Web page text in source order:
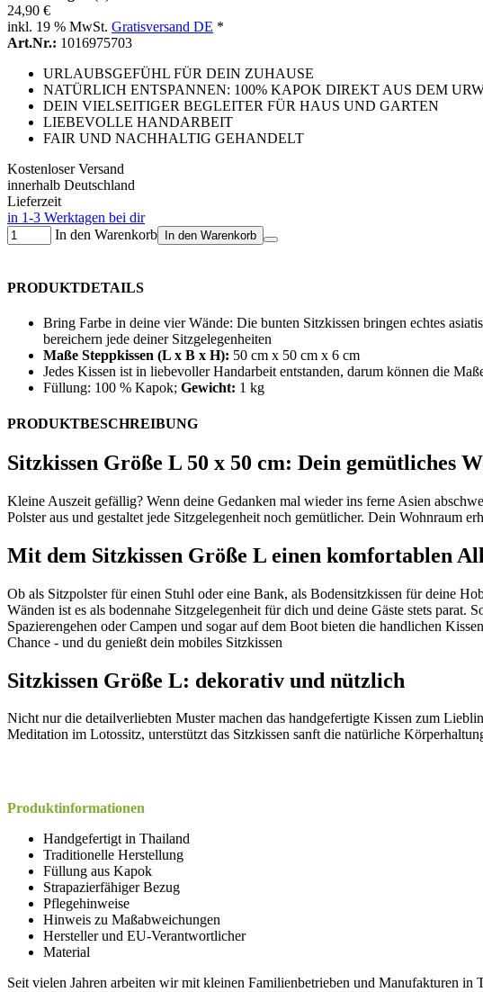
24,90 €
inkl. 19 % MwSt. Gratisversand DE *
Art.Nr.: 1016975703
URLAUBSGEFÜHL FÜR DEIN ZUHAUSE
NATÜRLICH ENTSPANNEN: 100% KAPOK DIREKT AUS DEM
DEIN VIELSEITIGER BEGLEITER FÜR HAUS UND GARTEN
LIEBEVOLLE HANDARBEIT
FAIR UND NACHHALTIG GEHANDELT
Kostenloser Versand
innerhalb Deutschland
Lieferzeit
in 1-3 Werktagen bei dir
In den Warenkorb
In den Warenkorb
PRODUKTDETAILS
Bring Farbe in deine vier Wände: Die bunten Sitzkissen bringen echtes
bereichern jede deiner Sitzgelegenheiten
Maße Steppkissen (L x B x H): 50 cm x 50 cm x 6 cm
Jedes Kissen ist in liebevoller Handarbeit entstanden, darum können die
Füllung: 100 % Kapok; Gewicht: 1 kg
PRODUKTBESCHREIBUNG
Sitzkissen Größe L 50 x 50 cm: Dein gemütliches
Kleine Auszeit gefällig? Wenn deine Gedanken mal wieder ins ferne Asien
Polster aus und gestaltet jede Sitzgelegenheit noch gemütlicher. Dein Wohnraum
Mit dem Sitzkissen Größe L einen komfortablen
Ob als Sitzpolster für einen Stuhl oder eine Bank, als Bodensitzkissen für deine
Wänden ist es als bodennahe Sitzgelegenheit für dich und deine Gäste stets
Spazierengehen oder Campen und sogar auf dem Boot bieten die handlichen
Chance - und du genießt dein mobiles Sitzkissen
Sitzkissen Größe L: dekorativ und nützlich
Nicht nur die detailverliebten Muster machen das handgefertigte Kissen zum
Meditation im Lotossitz, unterstützt das Sitzkissen sanft die natürliche
Produktinformationen
Handgefertigt in Thailand
Traditionelle Herstellung
Füllung aus Kapok
Strapazierfähiger Bezug
Pflegehinweise
Hinweis zu Maßabweichungen
Hersteller und EU-Verantwortlicher
Material
Seit vielen Jahren arbeiten wir mit kleinen Familienbetrieben und Manufakturen